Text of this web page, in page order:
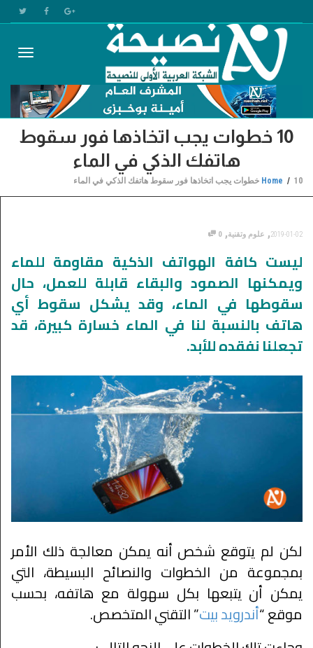
10 خطوات يجب اتخاذها فور سقوط
هاتفك الذكي في الماء
Home 10 خطوات يجب اتخاذها فور سقوط هاتفك الذكي في الماء
2019-01-02
, علوم وتقنية,
0
ليست كافة الهواتف الذكية مقاومة للماء
ويمكنها الصمود والبقاء قابلة للعمل، حال
سقوطها في الماء، وقد يشكل سقوط أي
هاتف بالنسبة لنا في الماء خسارة كبيرة، قد
تجعلنا نفقده للأبد.
لكن لم يتوقع شخص أنه يمكن معالجة ذلك الأمر
بمجموعة من الخطوات والنصائح البسيطة، التي
يمكن أن يتبعها بكل سهولة مع هاتفه، بحسب
موقع “أندرويد بيت” التقني المتخصص.